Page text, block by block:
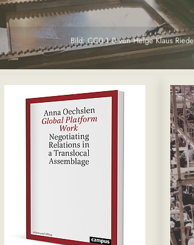
Bild: CC0-1.0 von Helge Klaus